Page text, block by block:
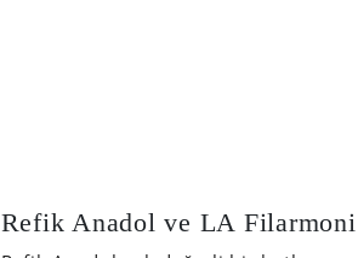
Refik Anadol ve LA